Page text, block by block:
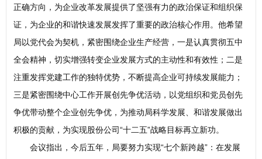
正确方向，为企业改革发展提供了坚强有力的政治保证和组织保
证，为企业的和谐快速发展发挥了重要的政治核心作用。他希望
局以党代会为契机，紧密围绕企业生产经营，一是认真贯彻五中
全会精神，切实增强转变企业发展方式的主动性和有效性；二是
注重发挥党建工作的独特优势，不断提高企业可持续发展能力；
三是紧密围绕中心工作开展创先争优活动，以党组织和党员创先
争优带动整个企业创先争优，为推动局科学发展、和谐发展做出
积极的贡献，为实现股份公司“十二五”战略目标再立新功。
会议指出，今后五年，局要努力实现“七个新跨越”：在发展